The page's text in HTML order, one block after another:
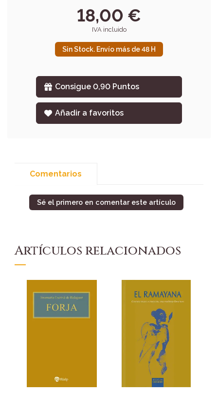
18,00 €
IVA incluido
Sin Stock. Envío más de 48 H
Consigue 0,90 Puntos
Añadir a favoritos
Comentarios
Sé el primero en comentar este artículo
Artículos relacionados